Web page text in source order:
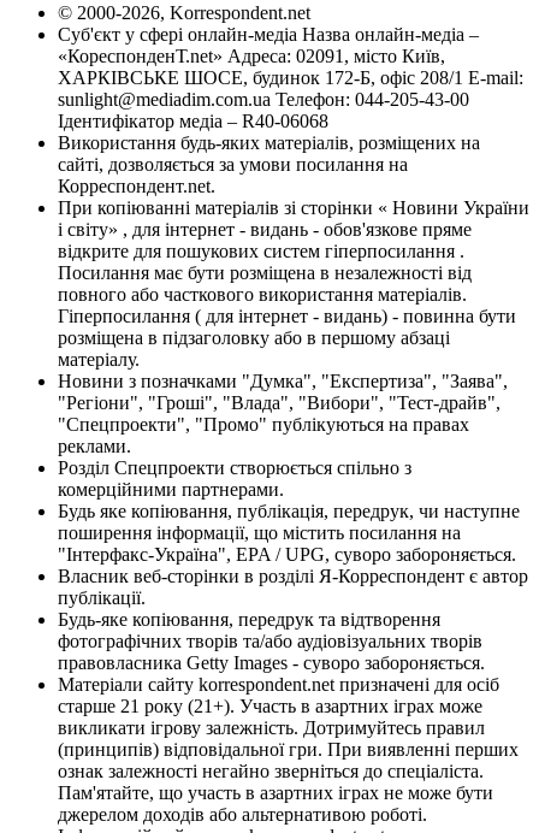
© 2000-2026, Korrespondent.net
Суб'єкт у сфері онлайн-медіа Назва онлайн-медіа –
«КореспонденТ.net» Адреса: 02091, місто Київ,
ХАРКІВСЬКЕ ШОСЕ, будинок 172-Б, офіс 208/1 E-mail:
sunlight@mediadim.com.ua Телефон: 044-205-43-00
Ідентифікатор медіа – R40-06068
Використання будь-яких матеріалів, розміщених на
сайті, дозволяється за умови посилання на
Корреспондент.net.
При копіюванні матеріалів зі сторінки « Новини України
і світу» , для інтернет - видань - обов'язкове пряме
відкрите для пошукових систем гіперпосилання .
Посилання має бути розміщена в незалежності від
повного або часткового використання матеріалів.
Гіперпосилання ( для інтернет - видань) - повинна бути
розміщена в підзаголовку або в першому абзаці
матеріалу.
Новини з позначками "Думка", "Експертиза", "Заява",
"Регіони", "Гроші", "Влада", "Вибори", "Тест-драйв",
"Спецпроекти", "Промо" публікуються на правах
реклами.
Розділ Спецпроекти створюється спільно з
комерційними партнерами.
Будь яке копіювання, публікація, передрук, чи наступне
поширення інформації, що містить посилання на
"Інтерфакс-Україна", EPA / UPG, суворо забороняється.
Власник веб-сторінки в розділі Я-Корреспондент є автор
публікації.
Будь-яке копіювання, передрук та відтворення
фотографічних творів та/або аудіовізуальних творів
правовласника Getty Images - суворо забороняється.
Матеріали сайту korrespondent.net призначені для осіб
старше 21 року (21+). Участь в азартних іграх може
викликати ігрову залежність. Дотримуйтесь правил
(принципів) відповідальної гри. При виявленні перших
ознак залежності негайно зверніться до спеціаліста.
Пам'ятайте, що участь в азартних іграх не може бути
джерелом доходів або альтернативою роботі.